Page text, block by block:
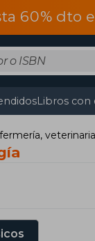
60% dto
Libros con
veterinaria